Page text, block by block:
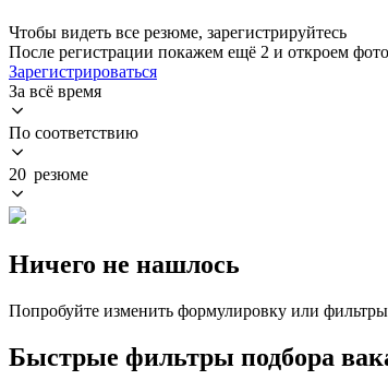
Чтобы видеть все резюме, зарегистрируйтесь
После регистрации покажем ещё 2 и откроем фото
Зарегистрироваться
За всё время
По соответствию
20 резюме
Ничего не нашлось
Попробуйте изменить формулировку или фильтры
Быстрые фильтры подбора